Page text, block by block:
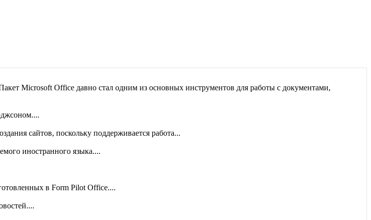
Microsoft Office давно стал одним из основных инструментов для работы с документами,
сайтов, поскольку поддерживается работа...
иностранного языка....
в Form Pilot Office....